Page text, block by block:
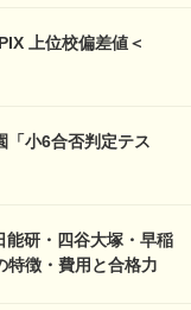
上位校偏差値＜
「小6合否判定テス
能研・四谷大塚・早稲
特徴・費用と合格力